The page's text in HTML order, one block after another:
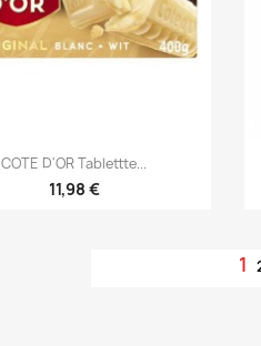
Anteprima
COTE D'OR Tablettte...
11,98 €
1